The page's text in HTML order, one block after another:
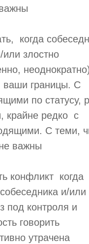
когда
или злостно
ваши границы. С
по статусу,
крайне редко ­ с
С теми,
важны
конфликт ­ когда
и/
­под контроля и
говорить
утрачена